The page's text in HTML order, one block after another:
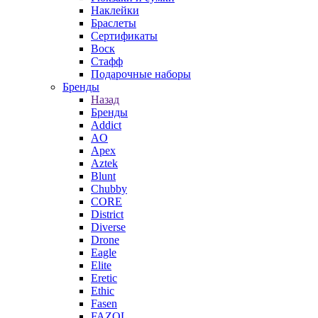
Наклейки
Браслеты
Сертификаты
Воск
Стафф
Подарочные наборы
Бренды
Назад
Бренды
Addict
AO
Apex
Aztek
Blunt
Chubby
CORE
District
Diverse
Drone
Eagle
Elite
Eretic
Ethic
Fasen